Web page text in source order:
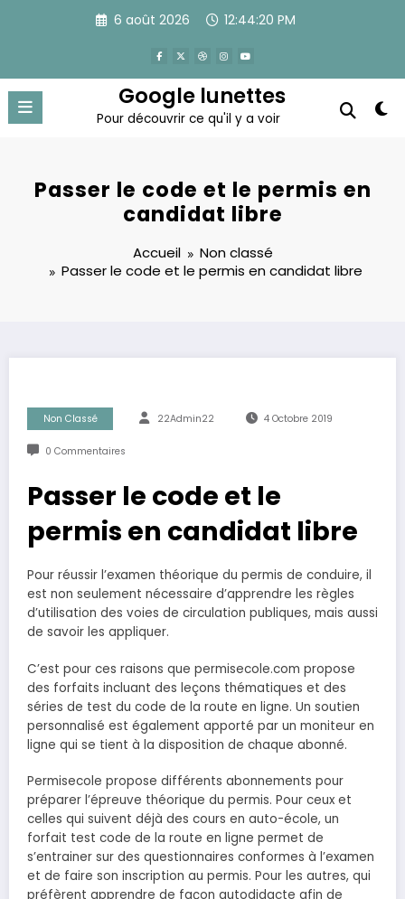
6 août 2026 12:44:21 PM
Google lunettes
Pour découvrir ce qu'il y a voir
Passer le code et le permis en
candidat libre
Accueil
Non classé
Passer le code et le permis en candidat libre
Non Classé 22Admin22 4 Octobre 2019
0 Commentaires
Passer le code et le
permis en candidat libre
Pour réussir l’examen théorique du permis de conduire, il
est non seulement nécessaire d’apprendre les règles
d’utilisation des voies de circulation publiques, mais aussi
de savoir les appliquer.
C’est pour ces raisons que permisecole.com propose
des forfaits incluant des leçons thématiques et des
séries de test du code de la route en ligne. Un soutien
personnalisé est également apporté par un moniteur en
ligne qui se tient à la disposition de chaque abonné.
Permisecole propose différents abonnements pour
préparer l’épreuve théorique du permis. Pour ceux et
celles qui suivent déjà des cours en auto-école, un
forfait test code de la route en ligne permet de
s’entrainer sur des questionnaires conformes à l’examen
et de faire son inscription au permis. Pour les autres, qui
préfèrent apprendre de façon autodidacte afin de